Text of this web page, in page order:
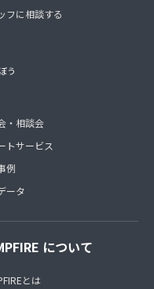
フに相談する
う
・相談会
トサービス
例
ータ
について
とは